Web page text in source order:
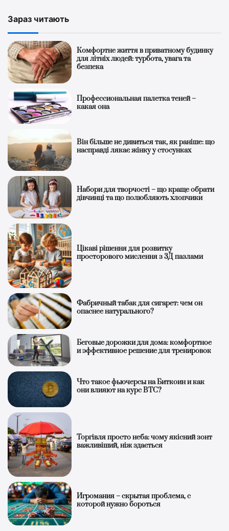
Зараз читають
Комфортне життя в приватному будинку
для літніх людей: турбота, увага та
безпека
Профессиональная палетка теней –
какая она
Він більше не дивиться так, як раніше: що
насправді лякає жінку у стосунках
Набори для творчості – що краще обрати
дівчинці та що полюбляють хлопчики
Цікаві рішення для розвитку
просторового мислення з 3Д пазлами
Фабричный табак для сигарет: чем он
опаснее натурального?
Беговые дорожки для дома: комфортное
и эффективное решение для тренировок
Что такое фьючерсы на Биткоин и как
они влияют на курс BTC?
Торгівля просто неба: чому якісний зонт
важливіший, ніж здається
Игромания – скрытая проблема, с
которой нужно бороться